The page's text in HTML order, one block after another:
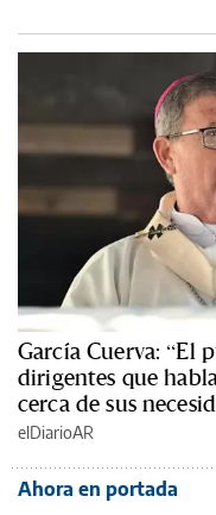
García Cuerva: “El
dirigentes que
cerca de sus
elDiarioAR
Ahora en portada